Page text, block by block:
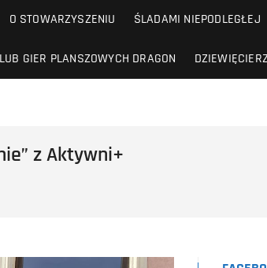
O STOWARZYSZENIU ŚLADAMI NIEPODLEGŁEJ
GIER PLANSZOWYCH DRAGON
z Aktywni+